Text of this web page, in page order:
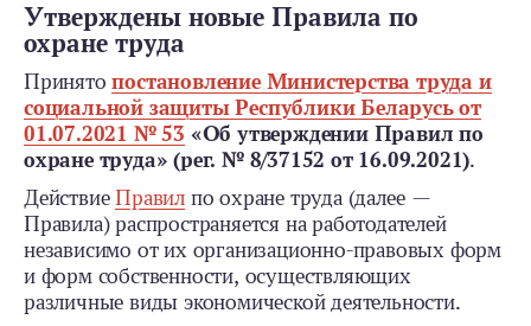
Утверждены новые Правила по
охране труда
Принятопостановление Министерства труда и
социальной защиты Республики Беларусь от
01.07.2021 № 53 «Об утверждении Правил по
охране труда» (рег. № 8/37152 от 16.09.2021).
ДействиеПравил по охране труда (далее —
Правила) распространяется на работодателей
независимо от их организационно-­правовых форм
и форм собственности, осуществляющих
различные виды экономической деятельности.